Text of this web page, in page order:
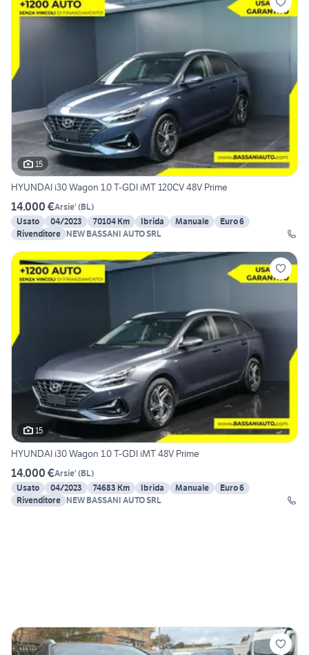
15
HYUNDAI i30 Wagon 1.0 T-GDI iMT 120CV 48V Prime
14.000 €Arsie' (BL)
Usato
04/2023 70104 Km Ibrida Manuale
Euro 6
Rivenditore NEW BASSANI AUTO SRL
15
HYUNDAI i30 Wagon 1.0 T-GDI iMT 48V Prime
14.000 €Arsie' (BL)
Usato
04/2023 74683 Km Ibrida Manuale
Euro 6
Rivenditore NEW BASSANI AUTO SRL